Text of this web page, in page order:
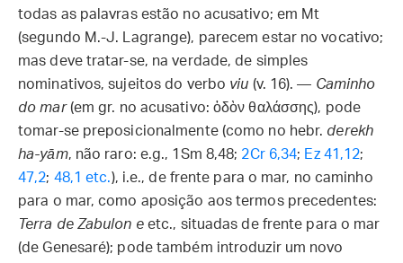
todas as palavras estão no acusativo; em Mt
(segundo M.-J. Lagrange), parecem estar no vocativo;
mas deve tratar-se, na verdade, de simples
nominativos, sujeitos do verbo viu (v. 16). — Caminho
do mar(em gr. no acusativo: ὁδὸν θαλάσσης), pode
tomar-se preposicionalmente (como no hebr. derekh
ha-yām, não raro: e.g., 1Sm 8,48; 2Cr 6,34; Ez 41,12;
47,2; 48,1 etc.), i.e., de frente para o mar, no caminho
para o mar, como aposição aos termos precedentes:
Terra de Zabulon eetc., situadas de frente para o mar
(de Genesaré); pode também introduzir um novo